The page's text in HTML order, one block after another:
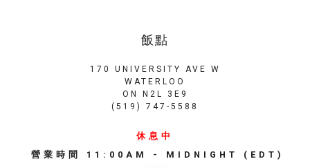
飯點
170 UNIVERSITY AVE W
WATERLOO
ON
N2L 3E9
(519) 747-5588
休息中
營業時間
11:00AM - MIDNIGHT (EDT)